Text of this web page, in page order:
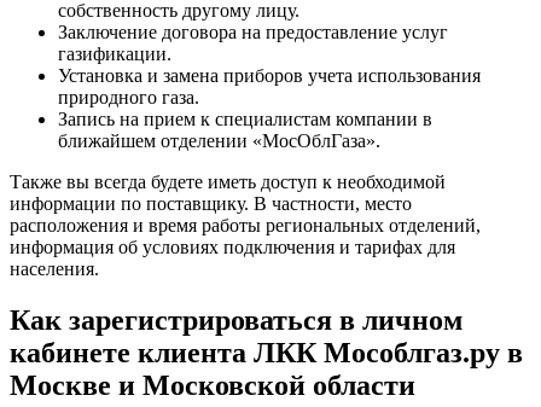
собственность другому лицу.
Заключение договора на предоставление услуг
газификации.
Установка и замена приборов учета использования
природного газа.
Запись на прием к специалистам компании в
ближайшем отделении «МосОблГаза».
Также вы всегда будете иметь доступ к необходимой
информации по поставщику. В частности, место
расположения и время работы региональных отделений,
информация об условиях подключения и тарифах для
населения.
Как зарегистрироваться в личном
кабинете клиента ЛКК Мособлгаз.ру в
Москве и Московской области